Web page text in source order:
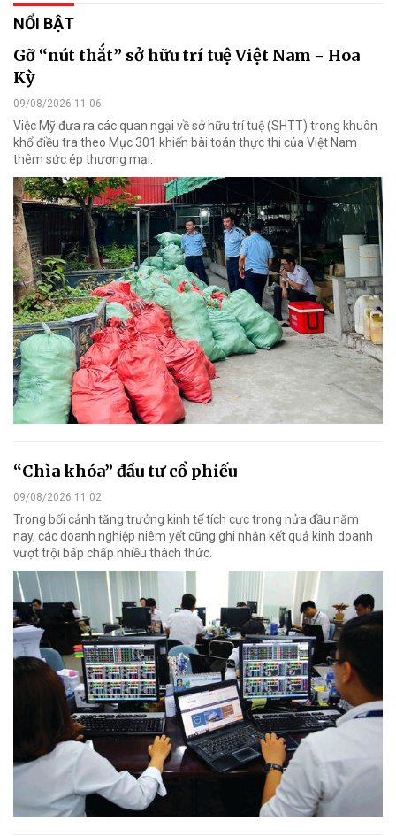
NỔI BẬT
Gỡ “nút thắt” sở hữu trí tuệ Việt Nam - Hoa
Kỳ
09/08/2026 11:06
Việc Mỹ đưa ra các quan ngại về sở hữu trí tuệ (SHTT) trong khuôn
khổ điều tra theo Mục 301 khiến bài toán thực thi của Việt Nam
thêm sức ép thương mại.
“Chìa khóa” đầu tư cổ phiếu
09/08/2026 11:02
Trong bối cảnh tăng trưởng kinh tế tích cực trong nửa đầu năm
nay, các doanh nghiệp niêm yết cũng ghi nhận kết quả kinh doanh
vượt trội bấp chấp nhiều thách thức.